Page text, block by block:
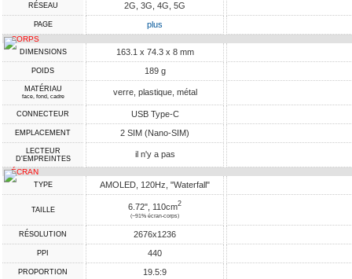
RÉSEAU 2G, 3G, 4G, 5G
PAGE plus
CORPS
DIMENSIONS 163.1 x 74.3 x 8 mm
POIDS 189 g
MATÉRIAU
face, fond, cadre verre, plastique, métal
CONNECTEUR USB Type-C
EMPLACEMENT 2 SIM (Nano-SIM)
LECTEUR
D'EMPREINTES
il n'y a pas
ÉCRAN
TYPE AMOLED, 120Hz, "Waterfall"
TAILLE 6.72", 110cm2
(~91% écran-corps)
RÉSOLUTION 2676x1236
PPI 440
PROPORTION 19.5:9